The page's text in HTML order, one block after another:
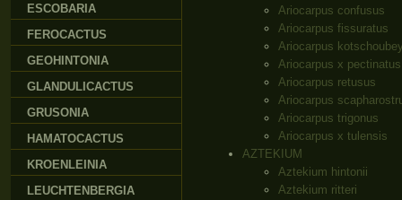
Ariocarpus confusus
Ariocarpus fissuratus
Ariocarpus
Ariocarpus x pectinatus
Ariocarpus retusus
Ariocarpus
Ariocarpus trigonus
Ariocarpus x tulensis
AZTEKIUM
Aztekium hintonii
Aztekium ritteri
ESCOBARIA
FEROCACTUS
GEOHINTONIA
GLANDULICACTUS
GRUSONIA
HAMATOCACTUS
KROENLEINIA
LEUCHTENBERGIA